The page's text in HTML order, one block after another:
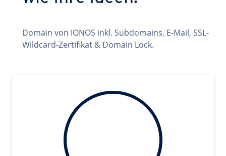
Domain von IONOS inkl. Subdomains, E-Mail, SSL-
Wildcard-Zertifikat & Domain Lock.